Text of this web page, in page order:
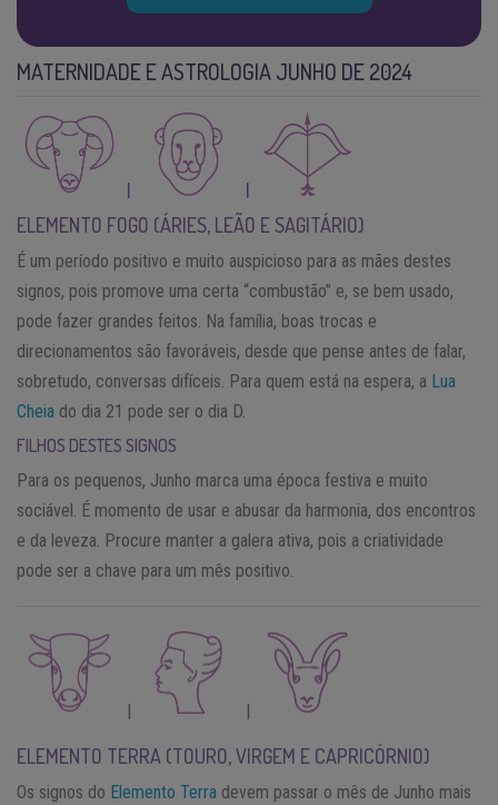
MATERNIDADE E ASTROLOGIA JUNHO DE 2024
|
|
ELEMENTO FOGO (ÁRIES, LEÃO E SAGITÁRIO)
É um período positivo e muito auspicioso para as mães destes
signos, pois promove uma certa “combustão” e, se bem usado,
pode fazer grandes feitos. Na família, boas trocas e
direcionamentos são favoráveis, desde que pense antes de falar,
sobretudo, conversas difíceis. Para quem está na espera, a Lua
Cheia do dia 21 pode ser o dia D.
FILHOS DESTES SIGNOS
Para os pequenos, Junho marca uma época festiva e muito
sociável. É momento de usar e abusar da harmonia, dos encontros
e da leveza. Procure manter a galera ativa, pois a criatividade
pode ser a chave para um mês positivo.
| |
ELEMENTO TERRA (TOURO, VIRGEM E CAPRICÓRNIO)
Os signos do Elemento Terra devem passar o mês de Junho mais